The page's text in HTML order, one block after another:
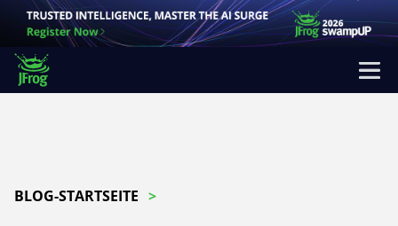
BLOG-STARTSEITE